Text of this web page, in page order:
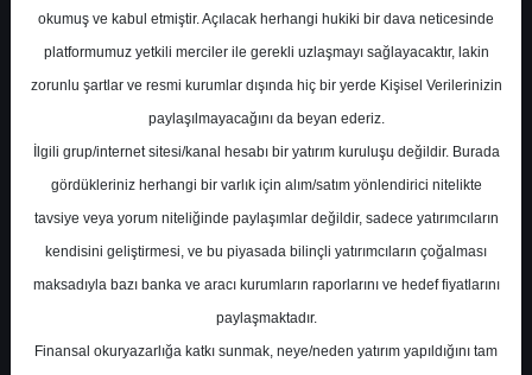
En Yüksek Tahmin
Ortalama Fiyat Tahmini
Ortalama Getiri Potansiyeli
okumuş ve kabul etmiştir. Açılacak herhangi hukiki bir dava neticesinde
platformumuz yetkili merciler ile gerekli uzlaşmayı sağlayacaktır, lakin
zorunlu şartlar ve resmi kurumlar dışında hiç bir yerde Kişisel Verilerinizin
paylaşılmayacağını da beyan ederiz.
İlgili grup/internet sitesi/kanal hesabı bir yatırım kuruluşu değildir. Burada
gördükleriniz herhangi bir varlık için alım/satım yönlendirici nitelikte
tavsiye veya yorum niteliğinde paylaşımlar değildir, sadece yatırımcıların
kendisini geliştirmesi, ve bu piyasada bilinçli yatırımcıların çoğalması
maksadıyla bazı banka ve aracı kurumların raporlarını ve hedef fiyatlarını
paylaşmaktadır.
Finansal okuryazarlığa katkı sunmak, neye/neden yatırım yapıldığını tam